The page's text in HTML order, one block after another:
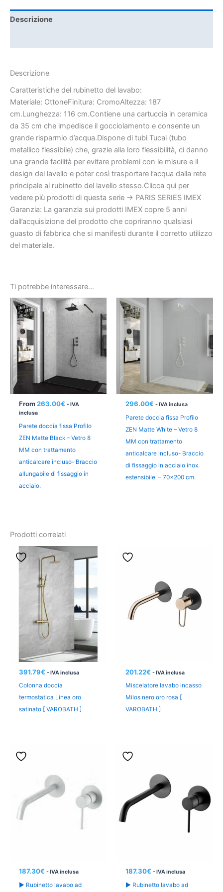
Descrizione
Descrizione
Caratteristiche del rubinetto del lavabo:
Materiale: OttoneFinitura: CromoAltezza: 187
cm.Lunghezza: 116 cm.Contiene una cartuccia in ceramica
da 35 cm che impedisce il gocciolamento e consente un
grande risparmio d’acqua.Dispone di tubi Tucai (tubo
metallico flessibile) che, grazie alla loro flessibilità, ci danno
una grande facilità per evitare problemi con le misure e il
design del lavello e poter così trasportare l’acqua dalla rete
principale al rubinetto del lavello stesso.Clicca qui per
vedere più prodotti di questa serie -> PARIS SERIES IMEX
Garanzia: La garanzia sui prodotti IMEX copre 5 anni
dall’acquisizione del prodotto che copriranno qualsiasi
guasto di fabbrica che si manifesti durante il corretto utilizzo
del materiale.
Ti potrebbe interessare…
From 263.00€ - IVA
inclusa
Parete doccia fissa Profilo
ZEN Matte Black – Vetro 8
MM con trattamento
anticalcare incluso- Braccio
allungabile di fissaggio in
acciaio.
296.00€ - IVA inclusa
Parete doccia fissa Profilo
ZEN Matte White – Vetro 8
MM con trattamento
anticalcare incluso- Braccio
di fissaggio in acciaio inox.
estensibile. – 70×200 cm.
Prodotti correlati
391.79€ - IVA inclusa
Colonna doccia
termostatica Linea oro
satinato [ VAROBATH ]
201.22€ - IVA inclusa
Miscelatore lavabo incasso
Milos nero oro rosa [
VAROBATH ]
187.30€ - IVA inclusa
► Rubinetto lavabo ad
187.30€ - IVA inclusa
► Rubinetto lavabo ad